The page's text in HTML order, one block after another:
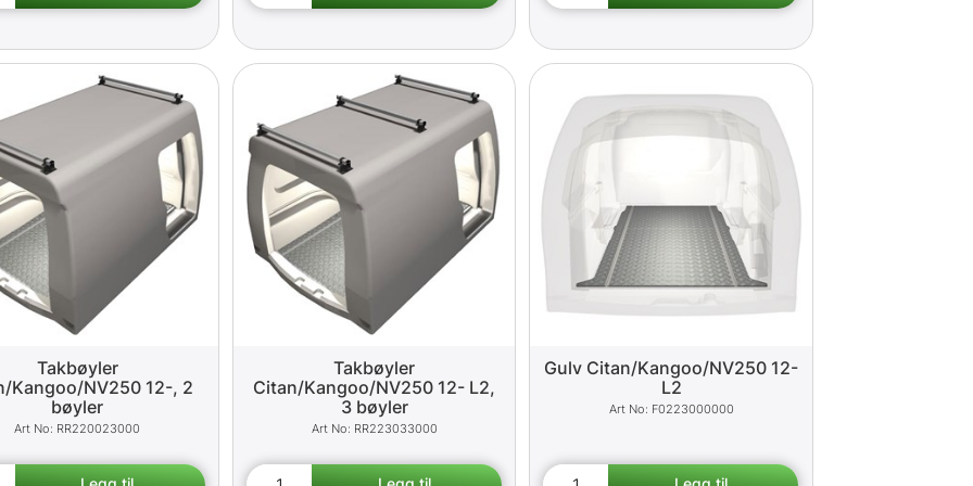
Takbøyler
Kangoo/NV250 12-, 2
bøyler
RR220023000
Takbøyler
Citan/Kangoo/NV250 12- L2,
3 bøyler
RR223033000
Gulv Citan/Kangoo/NV250 12-
L2
F0223000000